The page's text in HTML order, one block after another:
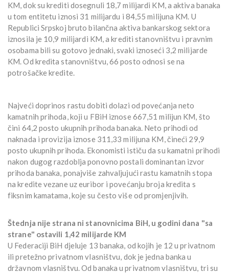
KM, dok su krediti dosegnuli 18,7 milijardi KM, a aktiva banaka
u tom entitetu iznosi 31 milijardu i 84,55 milijuna KM. U
Republici Srpskoj bruto bilančna aktiva bankarskog sektora
iznosila je 10,9 milijardi KM, a krediti stanovništvu i pravnim
osobama bili su gotovo jednaki, svaki iznoseći 3,2 milijarde
KM. Od kredita stanovništvu, 66 posto odnosi se na
potrošačke kredite.
Najveći doprinos rastu dobiti dolazi od povećanja neto
kamatnih prihoda, koji u FBiH iznose 667,51 milijun KM, što
čini 64,2 posto ukupnih prihoda banaka. Neto prihodi od
naknada i provizija iznose 311,33 milijuna KM, čineći 29,9
posto ukupnih prihoda. Ekonomisti ističu da su kamatni prihodi
nakon dugog razdoblja ponovno postali dominantan izvor
prihoda banaka, ponajviše zahvaljujući rastu kamatnih stopa
na kredite vezane uz euribor i povećanju broja kredita s
fiksnim kamatama, koje su često više od promjenjivih.
Štednja nije strana ni stanovnicima BiH, u godini dana "sa
strane" ostavili 1,42 milijarde KM
U Federaciji BiH djeluje 13 banaka, od kojih je 12 u privatnom
ili pretežno privatnom vlasništvu, dok je jedna banka u
državnom vlasništvu. Od banaka u privatnom vlasništvu, tri su